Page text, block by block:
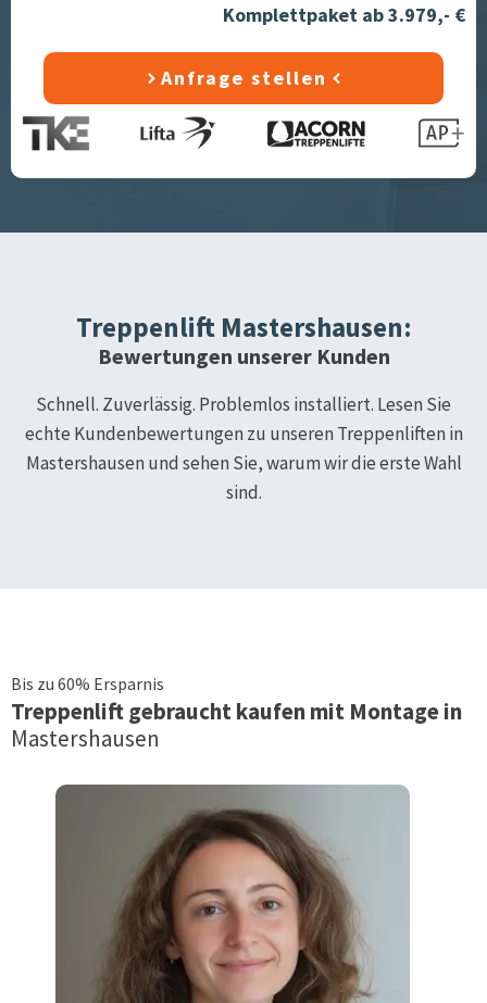
Komplettpaket ab 3.979,- €
Anfrage stellen
Treppenlift Mastershausen:
Bewertungen unserer Kunden
Schnell. Zuverlässig. Problemlos installiert. Lesen Sie
echte Kundenbewertungen zu unseren Treppenliften in
Mastershausen und sehen Sie, warum wir die erste Wahl
sind.
Bis zu 60% Ersparnis
Treppenliftgebraucht kaufen mit Montage in
Mastershausen